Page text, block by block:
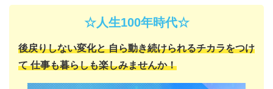
☆人生100年時代☆
後戻りしない変化と自ら動き続けられるチカラをつけ
て仕事も暮らしも楽しみませんか！